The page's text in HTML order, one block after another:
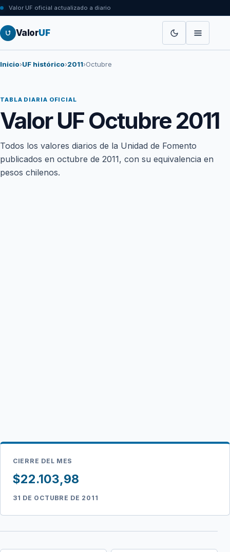
Valor UF oficial actualizado a diario
ValorUF
Inicio›UF histórico›2011›Octubre
TABLA DIARIA OFICIAL
Valor UF Octubre 2011
Todos los valores diarios de la Unidad de Fomento
publicados en octubre de 2011, con su equivalencia en
pesos chilenos.
CIERRE DEL MES
$22.103,98
31 DE OCTUBRE DE 2011